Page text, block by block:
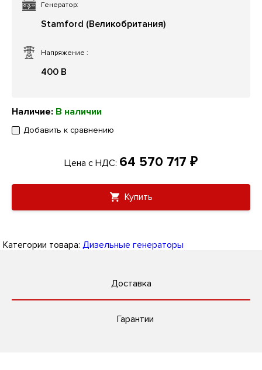
Напряжение :
400 В
Генератор:
Stamford (Великобритания)
Наличие: В наличии
Добавить к сравнению
Цена с НДС: 64 570 717 ₽
Купить
Категории товара: Дизельные генераторы
Доставка
Гарантии